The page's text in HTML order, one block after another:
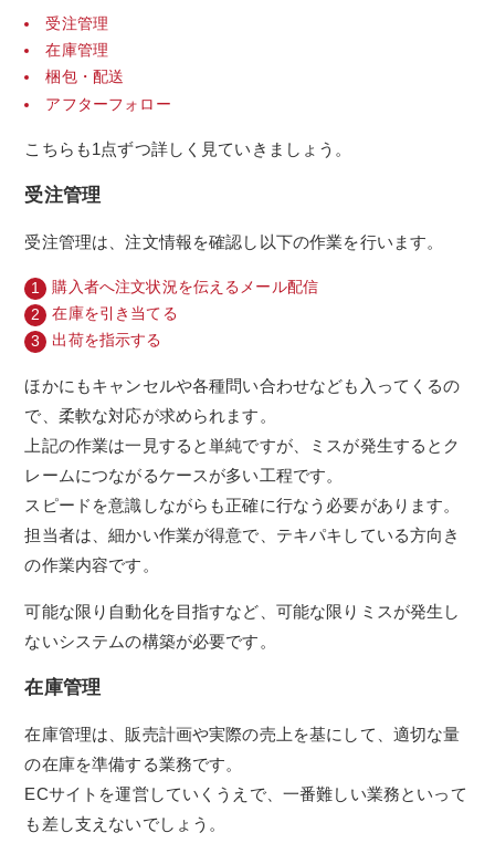
受注管理
在庫管理
梱包・配送
アフターフォロー
こちらも1点ずつ詳しく見ていきましょう。
受注管理
受注管理は、注文情報を確認し以下の作業を行います。
購入者へ注文状況を伝えるメール配信
在庫を引き当てる
出荷を指示する
ほかにもキャンセルや各種問い合わせなども入ってくるの
で、柔軟な対応が求められます。
上記の作業は一見すると単純ですが、ミスが発生するとク
レームにつながるケースが多い工程です。
スピードを意識しながらも正確に行なう必要があります。
担当者は、細かい作業が得意で、テキパキしている方向き
の作業内容です。
可能な限り自動化を目指すなど、可能な限りミスが発生し
ないシステムの構築が必要です。
在庫管理
在庫管理は、販売計画や実際の売上を基にして、適切な量
の在庫を準備する業務です。
ECサイトを運営していくうえで、一番難しい業務といって
も差し支えないでしょう。